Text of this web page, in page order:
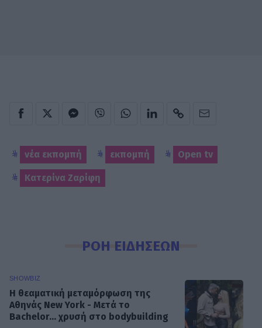
νέα εκπομπή εκπομπή Open tv
Κατερίνα Ζαρίφη
ΡΟΗ ΕΙΔΗΣΕΩΝ
SHOWBIZ
Η θεαματική μεταμόρφωση της
Αθηνάς New York - Μετά το
Bachelor... χρυσή στο bodybuilding